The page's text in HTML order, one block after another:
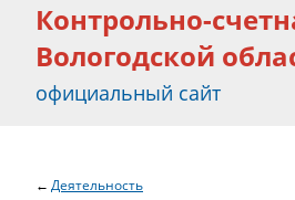
Контрольно-
Вологодской
официальный сайт
Деятельность